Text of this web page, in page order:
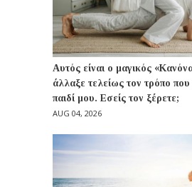
Αυτός είναι ο μαγικός
άλλαξε τελείως τον τρόπο
παιδί μου. Εσείς τον ξέρετε;
AUG 04, 2026